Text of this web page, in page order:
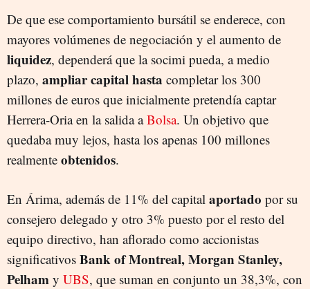
De que ese comportamiento bursátil se enderece, con
mayores volúmenes de negociación y el aumento de
liquidez, dependerá que la socimi pueda, a medio
plazo, ampliar capital hasta completar los 300
millones de euros que inicialmente pretendía captar
Herrera-Oria en la salida aBolsa. Un objetivo que
quedaba muy lejos, hasta los apenas 100 millones
realmente obtenidos.
En Árima, además de 11% del capital aportado por su
consejero delegado y otro 3% puesto por el resto del
equipo directivo, han aflorado como accionistas
significativos Bank of Montreal, Morgan Stanley,
Pelham y UBS, que suman en conjunto un 38,3%, con